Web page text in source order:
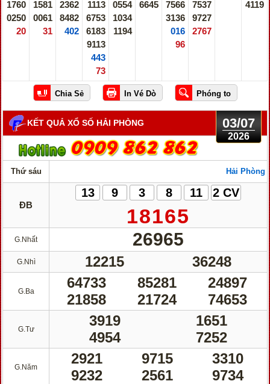
1760
0250
20
1581
0061
31
2362
8482
402
1113
6753
6183
9113
443
73
0554
1034
1194
6645
7566
3136
016
96
7537
9727
2767
4119
03/07
2026
KẾT QUẢ XỔ SỐ HẢI PHÒNG
Thứ sáu Hải Phòng
ĐB
13 9 3 8 11 2 CV
18165
G.Nhất 26965
G.Nhì 12215 36248
G.Ba
64733 85281
24897
21858
21724 74653
G.Tư
3919
1651
4954
7252
G.Năm
2921 9715
3310
9232
2561 9734